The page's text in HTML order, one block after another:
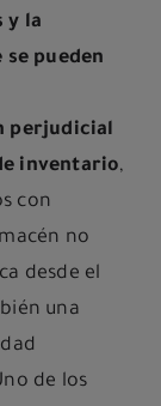
y la
pueden
perjudicial
inventario,
con
no
desde el
una
de los